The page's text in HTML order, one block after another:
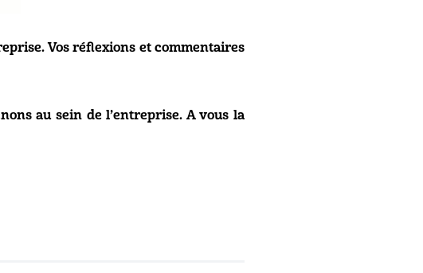
Vos réflexions et commentaires
au sein de l’entreprise. A vous la